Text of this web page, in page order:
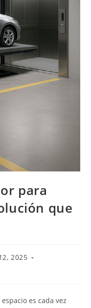
para
que
2025
es cada vez